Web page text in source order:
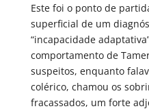
Este foi o ponto de
superficial de um
“incapacidade
comportamento de
suspeitos, enquanto
colérico, chamou os
fracassados, um forte